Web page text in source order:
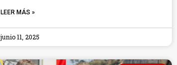
LEER MÁS »
junio 11, 2025